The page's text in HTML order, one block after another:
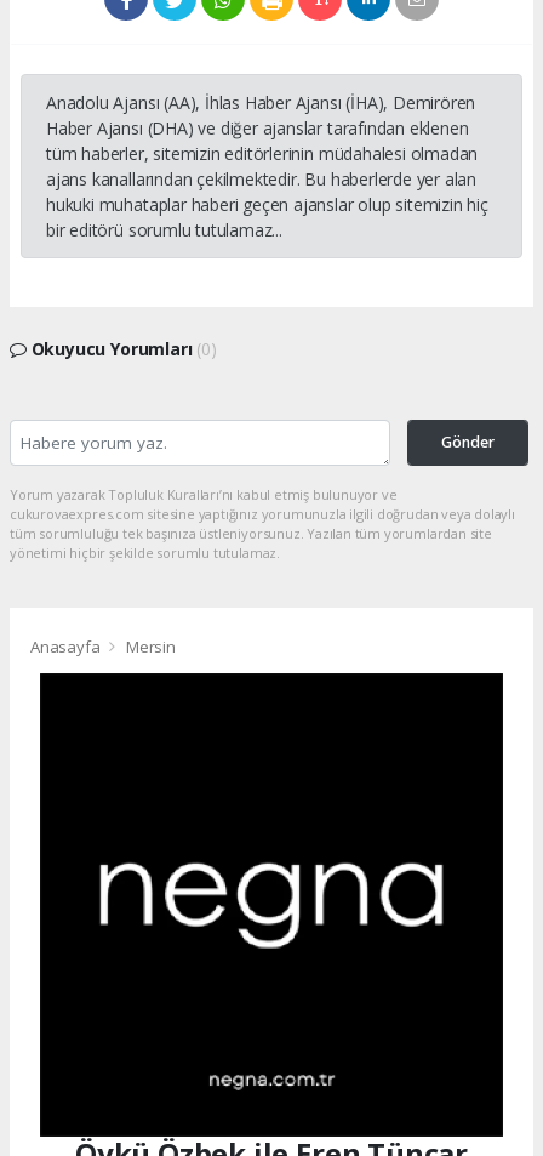
Anadolu Ajansı (AA), İhlas Haber Ajansı (İHA), Demirören
Haber Ajansı (DHA) ve diğer ajanslar tarafından eklenen
tüm haberler, sitemizin editörlerinin müdahalesi olmadan
ajans kanallarından çekilmektedir. Bu haberlerde yer alan
hukuki muhataplar haberi geçen ajanslar olup sitemizin hiç
bir editörü sorumlu tutulamaz...
Okuyucu Yorumları (0)
Gönder
Yorum yazarak Topluluk Kuralları’nı kabul etmiş bulunuyor ve
cukurovaexpres.com sitesine yaptığınız yorumunuzla ilgili doğrudan veya dolaylı
tüm sorumluluğu tek başınıza üstleniyorsunuz. Yazılan tüm yorumlardan site
yönetimi hiçbir şekilde sorumlu tutulamaz.
Anasayfa Mersin